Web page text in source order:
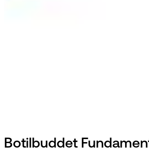
Botilbuddet